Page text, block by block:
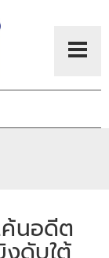
ค้นอดีต